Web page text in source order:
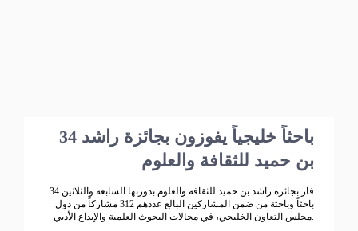
34 باحثاً خليجياً يفوزون بجائزة راشد
بن حميد للثقافة والعلوم
فاز بجائزة راشد بن حميد للثقافة والعلوم بدورتها السابعة والثلاثين 34
باحثاً وباحثة من ضمن المشاركين البالغ عددهم 312 مشاركاً من دول
مجلس التعاون الخليجي، في مجالات البحوث العلمية والإبداع الأدبي.